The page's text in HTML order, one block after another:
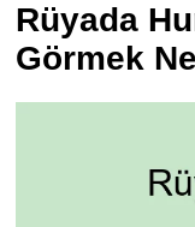
Rüyada
Görmek